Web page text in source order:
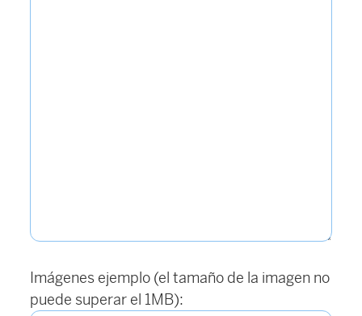
Imágenes ejemplo (el tamaño de la imagen no
puede superar el 1MB):